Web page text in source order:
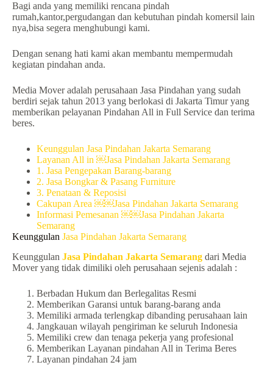
Bagi anda yang memiliki rencana pindah
rumah,kantor,pergudangan dan kebutuhan pindah komersil lain
nya,bisa segera menghubungi kami.
Dengan senang hati kami akan membantu mempermudah
kegiatan pindahan anda.
Media Mover adalah perusahaan Jasa Pindahan yang sudah
berdiri sejak tahun 2013 yang berlokasi di Jakarta Timur yang
memberikan pelayanan Pindahan All in Full Service dan terima
beres.
Keunggulan Jasa Pindahan Jakarta Semarang
Layanan All in ￼Jasa Pindahan Jakarta Semarang
1. Jasa Pengepakan Barang-barang
2. Jasa Bongkar & Pasang Furniture
3. Penataan & Reposisi
Cakupan Area ￼￼Jasa Pindahan Jakarta Semarang
Informasi Pemesanan ￼￼Jasa Pindahan Jakarta
Semarang
Keunggulan Jasa Pindahan Jakarta Semarang
Keunggulan Jasa Pindahan Jakarta Semarang dari Media
Mover yang tidak dimiliki oleh perusahaan sejenis adalah :
Berbadan Hukum dan Berlegalitas Resmi
Memberikan Garansi untuk barang-barang anda
Memiliki armada terlengkap dibanding perusahaan lain
Jangkauan wilayah pengiriman ke seluruh Indonesia
Memiliki crew dan tenaga pekerja yang profesional
Memberikan Layanan pindahan All in Terima Beres
Layanan pindahan 24 jam